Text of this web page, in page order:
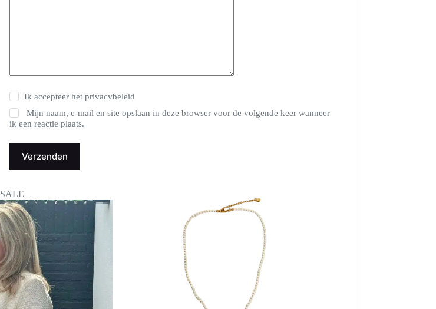
Ik accepteer het privacybeleid
Mijn naam, e-mail en site opslaan in deze browser voor de volgende keer wanneer
ik een reactie plaats.
Verzenden
SALE